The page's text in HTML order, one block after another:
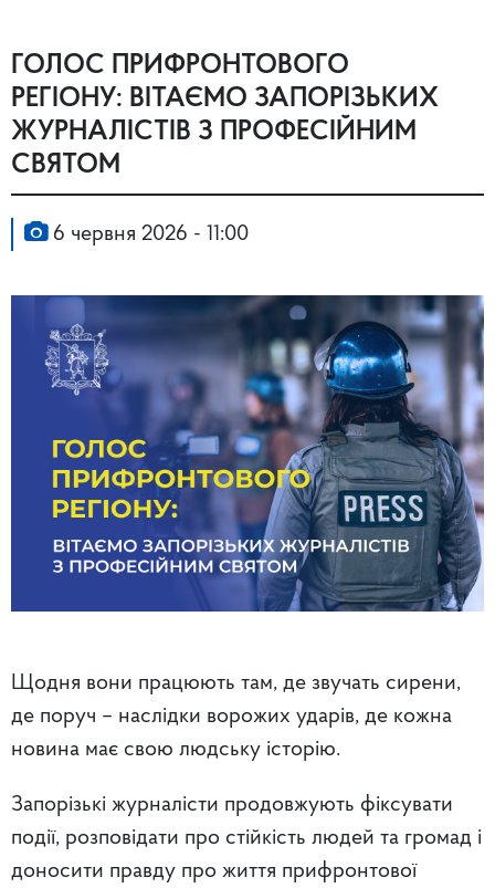
ГОЛОС ПРИФРОНТОВОГО
РЕГІОНУ: ВІТАЄМО ЗАПОРІЗЬКИХ
ЖУРНАЛІСТІВ З ПРОФЕСІЙНИМ
СВЯТОМ
6 червня 2026 - 11:00
Щодня вони працюють там, де звучать сирени,
де поруч – наслідки ворожих ударів, де кожна
новина має свою людську історію.
Запорізькі журналісти продовжують фіксувати
події, розповідати про стійкість людей та громад і
доносити правду про життя прифронтової